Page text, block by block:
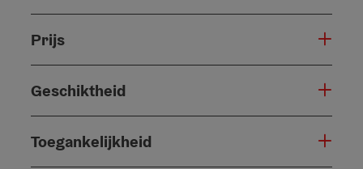
Prijs
Geschiktheid
Toegankelijkheid